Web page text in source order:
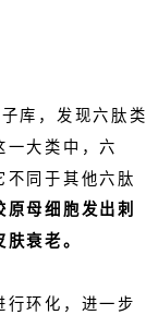
库，发现六肽类
一大类中，六
不同于其他六肽
原母细胞发出刺
衰老。
行环化，进一步